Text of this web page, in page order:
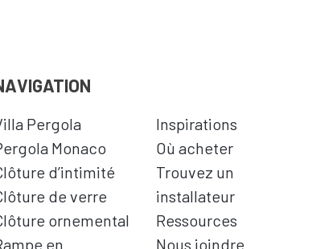
Pergola
Monaco
d’intimité
de verre
ornemental
en
Inspirations
Où acheter
Trouvez un
installateur
Ressources
Nous joindre